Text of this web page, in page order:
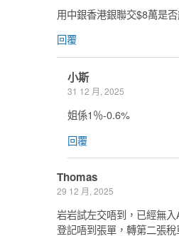
用中銀香港銀聯交$8萬是
回覆
小斯
31 12 月, 2025
姐係1％-0.6%
回覆
Thomas
29 12 月, 2025
岩岩試左交唔到，已經無
登記唔到張單，轉第二張